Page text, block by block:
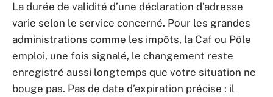
La durée de validité d’une déclaration d’adresse
varie selon le service concerné. Pour les grandes
administrations comme les impôts, la Caf ou Pôle
emploi, une fois signalé, le changement reste
enregistré aussi longtemps que votre situation ne
bouge pas. Pas de date d’expiration précise : il